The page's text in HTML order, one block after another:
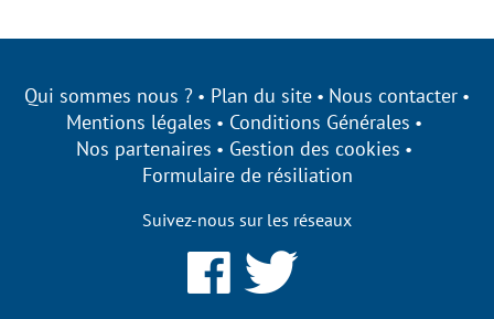
Qui sommes nous ? Plan du site
Nous contacter
Mentions légales
Conditions Générales
Nos partenaires
Gestion des cookies
Formulaire de résiliation
Suivez-nous sur les réseaux